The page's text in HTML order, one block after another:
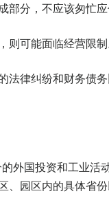
分，不应该匆忙应
可能面临经营限制
律纠纷和财务债
外国投资和工业活
、园区内的具体省